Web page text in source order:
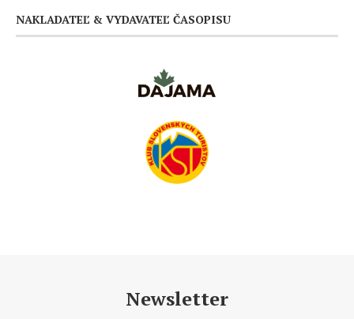
NAKLADATEĽ & VYDAVATEĽ ČASOPISU
Newsletter